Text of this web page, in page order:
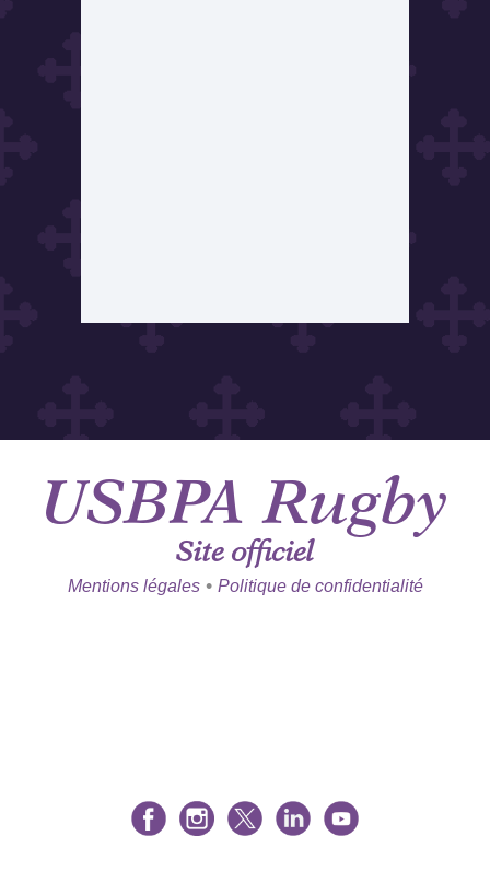
USBPARugby
Site officiel
Mentions légales• Politique de confidentialité